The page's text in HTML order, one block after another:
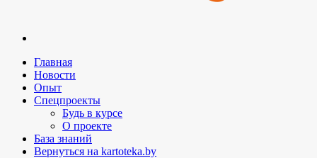
Главная
Новости
Опыт
Спецпроекты
Будь в курсе
О проекте
База знаний
Вернуться на kartoteka.by